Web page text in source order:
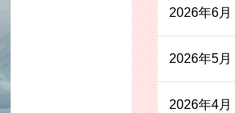
2026年6月
2026年5月
2026年4月